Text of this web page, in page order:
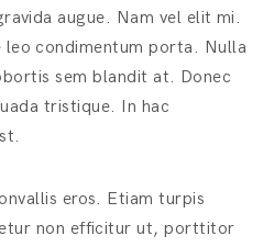
augue. Nam vel elit mi.
leo condimentum porta. Nulla
sem blandit at. Donec
tristique. In hac
eros. Etiam turpis
non efficitur ut, porttitor